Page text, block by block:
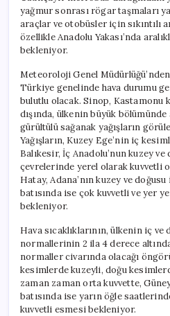
yağmur sonrası rögar taşmaları
araçlar ve otobüsler için sıkıntılı
özellikle Anadolu Yakası’nda
bekleniyor.
Meteoroloji Genel
Türkiye genelinde hava durumu
bulutlu olacak. Sinop, Kastamonu
dışında, ülkenin büyük bölümünde
gürültülü sağanak yağışların
Yağışların, Kuzey Ege’nin iç
Balıkesir, İç Anadolu’nun kuzey
çevrelerinde yerel olarak kuvvetli
Hatay, Adana’nın kuzey ve
batısında ise çok kuvvetli ve yer
bekleniyor.
Hava sıcaklıklarının, ülkenin iç
normallerinin 2 ila 4 derece
normaller civarında olacağı
kesimlerde kuzeyli, doğu
zaman zaman orta kuvvette,
batısında ise yarın öğle
kuvvetli esmesi bekleniyor.